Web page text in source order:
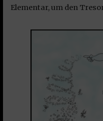
Elementar, um den